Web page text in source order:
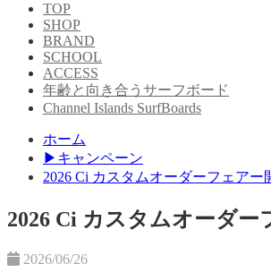
TOP
SHOP
BRAND
SCHOOL
ACCESS
年齢と向き合うサーフボード
Channel Islands SurfBoards
ホーム
▶︎キャンペーン
2026 Ci カスタムオーダーフェアー
2026 Ci カスタムオーダー
2026/06/26